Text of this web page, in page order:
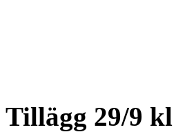
Tillägg 29/9 kl